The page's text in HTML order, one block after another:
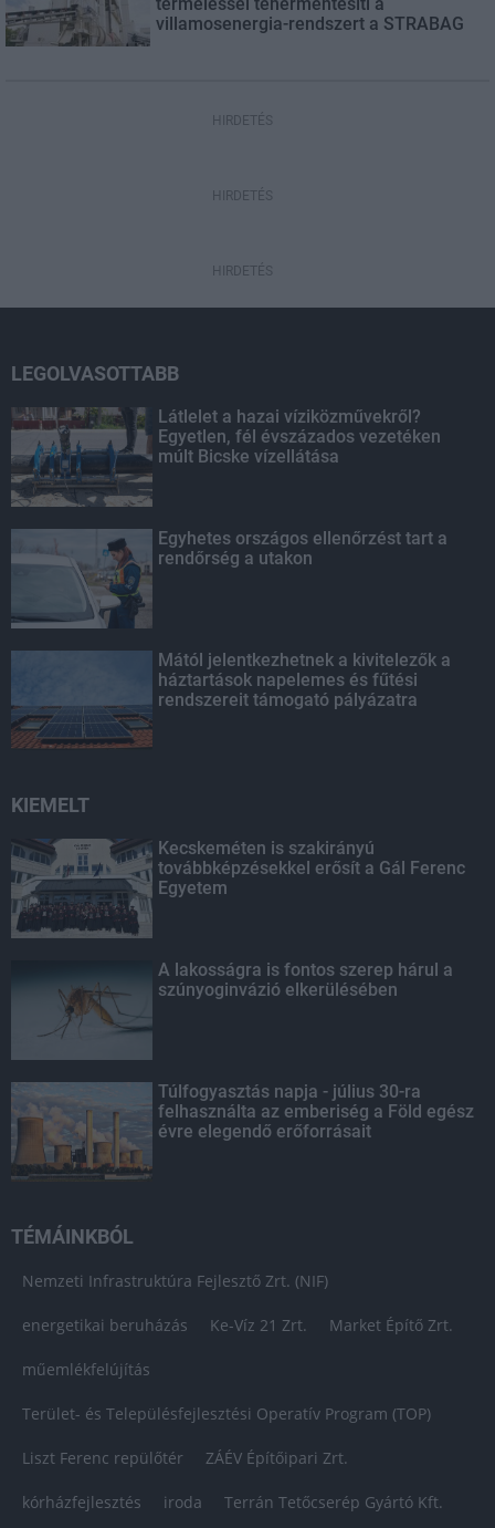
villamosenergia-rendszert a STRABAG
HIRDETÉS
HIRDETÉS
HIRDETÉS
LEGOLVASOTTABB
Látlelet a hazai víziközművekről?
Egyetlen, fél évszázados vezetéken
múlt Bicske vízellátása
Egyhetes országos ellenőrzést tart a
rendőrség a utakon
Mától jelentkezhetnek a kivitelezők a
háztartások napelemes és fűtési
rendszereit támogató pályázatra
KIEMELT
Kecskeméten is szakirányú
továbbképzésekkel erősít a Gál Ferenc
Egyetem
A lakosságra is fontos szerep hárul a
szúnyoginvázió elkerülésében
Túlfogyasztás napja - július 30-ra
felhasználta az emberiség a Föld egész
évre elegendő erőforrásait
TÉMÁINKBÓL
Nemzeti Infrastruktúra Fejlesztő Zrt. (NIF)
energetikai beruházás Ke-Víz 21 Zrt. Market Építő Zrt.
műemlékfelújítás
Terület- és Településfejlesztési Operatív Program (TOP)
Liszt Ferenc repülőtér ZÁÉV Építőipari Zrt.
kórházfejlesztés iroda Terrán Tetőcserép Gyártó Kft.